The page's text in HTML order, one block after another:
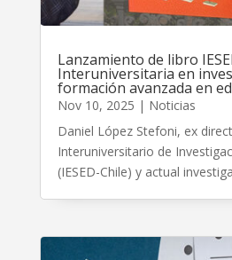
Lanzamiento de libro
Interuniversitaria en
formación avanzada en
Nov 10, 2025 | Noticias
Daniel López Stefoni, ex
Interuniversitario de
(IESED-Chile) y actual